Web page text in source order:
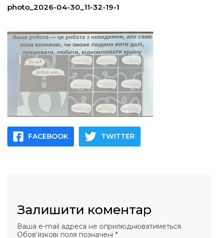
photo_2026-04-30_11-32-19-1
FACEBOOK TWITTER
Залишити коментар
Ваша e-mail адреса не оприлюднюватиметься.
Обов’язкові поля позначені *